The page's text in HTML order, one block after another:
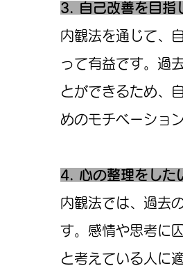
3. 自己改善を目指
内観法を通じて、
って有益です。過
とができるため、
めのモチベーショ
4. 心の整理をした
内観法では、過去
す。感情や思考に
と考えている人に